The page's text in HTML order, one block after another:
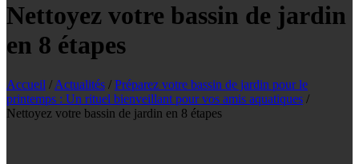
Nettoyez votre bassin de jardin
en 8 étapes
Accueil / Actualités / Préparez votre bassin de jardin pour le
printemps : Un rituel bienveillant pour vos amis aquatiques /
Nettoyez votre bassin de jardin en 8 étapes